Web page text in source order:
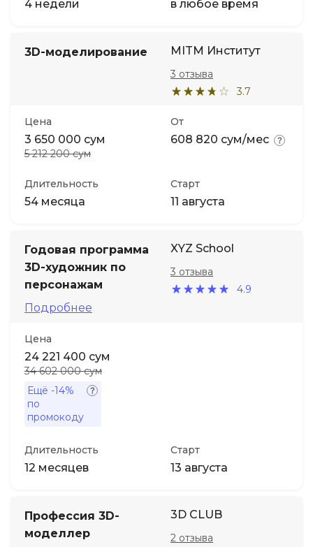
4 недели в любое время
3D-моделирование MITM Институт
3.7
3 отзыва
Цена
3 650 000 сум
5 212 200 сум
От
608 820 сум/мес
Длительность
54 месяца
Старт
11 августа
Годовая программа
3D-художник по
персонажам
Подробнее
XYZ School
4.9
3 отзыва
Цена
24 221 400 сум
34 602 000 сум
Ещё -14%
по
промокоду
Длительность
12 месяцев
Старт
13 августа
Профессия 3D-
моделлер
3D CLUB
2 отзыва